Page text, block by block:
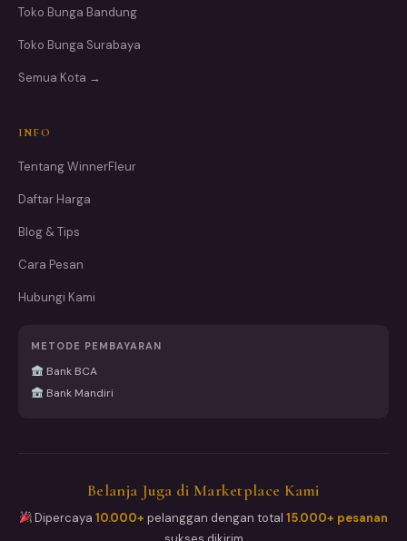
Toko Bunga Bandung
Toko Bunga Surabaya
Semua Kota →
INFO
Tentang WinnerFleur
Daftar Harga
Blog & Tips
Cara Pesan
Hubungi Kami
METODE PEMBAYARAN
Bank BCA
Bank Mandiri
Belanja Juga di Marketplace Kami
Dipercaya10.000+ pelanggan dengan total15.000+ pesanan